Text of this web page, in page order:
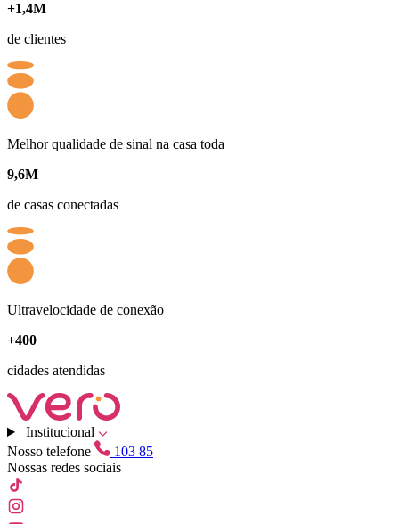
+1,4M
de clientes
Melhor qualidade de sinal na casa toda
9,6M
de casas conectadas
Ultravelocidade de conexão
+400
cidades atendidas
Institucional
Nosso telefone
103 85
Nossas redes sociais